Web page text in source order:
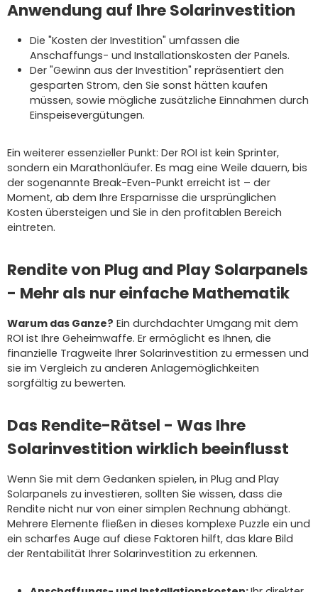
Anwendung auf Ihre Solarinvestition
Die "Kosten der Investition" umfassen die
Anschaffungs- und Installationskosten der Panels.
Der "Gewinn aus der Investition" repräsentiert den
gesparten Strom, den Sie sonst hätten kaufen
müssen, sowie mögliche zusätzliche Einnahmen durch
Einspeisevergütungen.
Ein weiterer essenzieller Punkt: Der ROI ist kein Sprinter,
sondern ein Marathonläufer. Es mag eine Weile dauern, bis
der sogenannte Break-Even-Punkt erreicht ist – der
Moment, ab dem Ihre Ersparnisse die ursprünglichen
Kosten übersteigen und Sie in den profitablen Bereich
eintreten.
Rendite von Plug and Play Solarpanels
- Mehr als nur einfache Mathematik
Warum das Ganze? Ein durchdachter Umgang mit dem
ROI ist Ihre Geheimwaffe. Er ermöglicht es Ihnen, die
finanzielle Tragweite Ihrer Solarinvestition zu ermessen und
sie im Vergleich zu anderen Anlagemöglichkeiten
sorgfältig zu bewerten.
Das Rendite-Rätsel - Was Ihre
Solarinvestition wirklich beeinflusst
Wenn Sie mit dem Gedanken spielen, in Plug and Play
Solarpanels zu investieren, sollten Sie wissen, dass die
Rendite nicht nur von einer simplen Rechnung abhängt.
Mehrere Elemente fließen in dieses komplexe Puzzle ein und
ein scharfes Auge auf diese Faktoren hilft, das klare Bild
der Rentabilität Ihrer Solarinvestition zu erkennen.